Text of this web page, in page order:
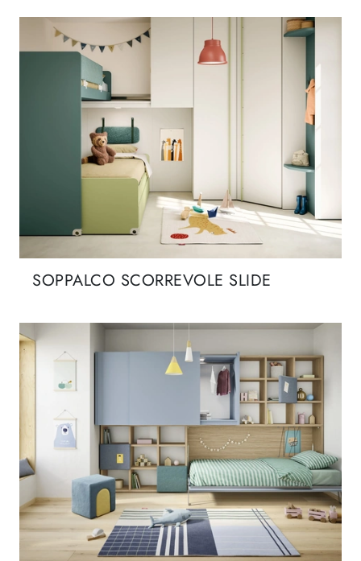
SOPPALCO SCORREVOLE SLIDE